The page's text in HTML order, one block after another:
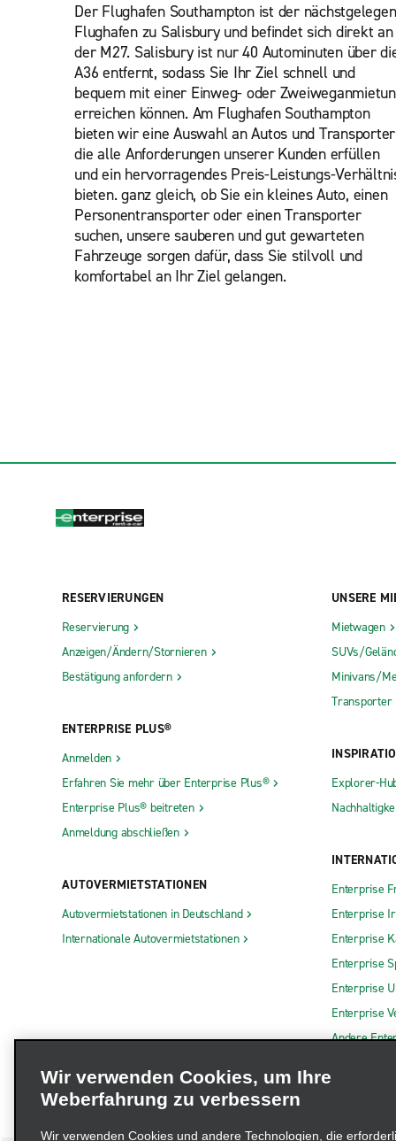
Der Flughafen Southampton ist der
Flughafen zu Salisbury und befindet sich direkt an
der M27. Salisbury ist nur 40 Autominuten über
A36 entfernt, sodass Sie Ihr Ziel schnell und
bequem mit einer Einweg- oder
erreichen können. Am Flughafen Southampton
bieten wir eine Auswahl an Autos und
die alle Anforderungen unserer Kunden erfüllen
und ein hervorragendes Preis-Leistungs-
bieten. ganz gleich, ob Sie ein kleines Auto, einen
Personentransporter oder einen Transporter
suchen, unsere sauberen und gut gewarteten
Fahrzeuge sorgen dafür, dass Sie stilvoll und
komfortabel an Ihr Ziel gelangen.
RESERVIERUNGEN
Reservierung
Anzeigen/Ändern/Stornieren
Bestätigung anfordern
ENTERPRISE PLUS®
Anmelden
Erfahren Sie mehr über Enterprise Plus®
Enterprise Plus® beitreten
Anmeldung abschließen
AUTOVERMIETSTATIONEN
Autovermietstationen in Deutschland
Internationale Autovermietstationen
UNSERE
Mietwagen
SUVs/
Minivans/
Transporter
Explorer-
Enterprise
Enterprise
Enterprise
Enterprise
Enterprise
Enterprise
Andere
Wir verwenden Cookies, um Ihre
Weberfahrung zu verbessern
Wir verwenden Cookies und andere Technologien, die